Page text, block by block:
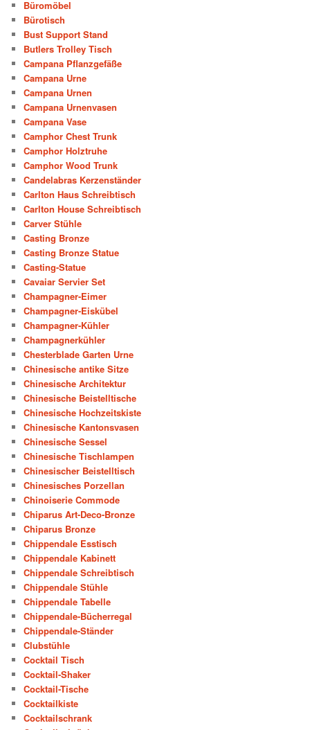
Büromöbel
Bürotisch
Bust Support Stand
Butlers Trolley Tisch
Campana Pflanzgefäße
Campana Urne
Campana Urnen
Campana Urnenvasen
Campana Vase
Camphor Chest Trunk
Camphor Holztruhe
Camphor Wood Trunk
Candelabras Kerzenständer
Carlton Haus Schreibtisch
Carlton House Schreibtisch
Carver Stühle
Casting Bronze
Casting Bronze Statue
Casting-Statue
Cavaiar Servier Set
Champagner-Eimer
Champagner-Eiskübel
Champagner-Kühler
Champagnerkühler
Chesterblade Garten Urne
Chinesische antike Sitze
Chinesische Architektur
Chinesische Beistelltische
Chinesische Hochzeitskiste
Chinesische Kantonsvasen
Chinesische Sessel
Chinesische Tischlampen
Chinesischer Beistelltisch
Chinesisches Porzellan
Chinoiserie Commode
Chiparus Art-Deco-Bronze
Chiparus Bronze
Chippendale Esstisch
Chippendale Kabinett
Chippendale Schreibtisch
Chippendale Stühle
Chippendale Tabelle
Chippendale-Bücherregal
Chippendale-Ständer
Clubstühle
Cocktail Tisch
Cocktail-Shaker
Cocktail-Tische
Cocktailkiste
Cocktailschrank